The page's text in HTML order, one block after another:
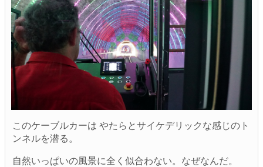
このケーブルカーは やたらとサイケデリックな感じのト
ンネルを潜る。
自然いっぱいの風景に全く似合わない。なぜなんだ。